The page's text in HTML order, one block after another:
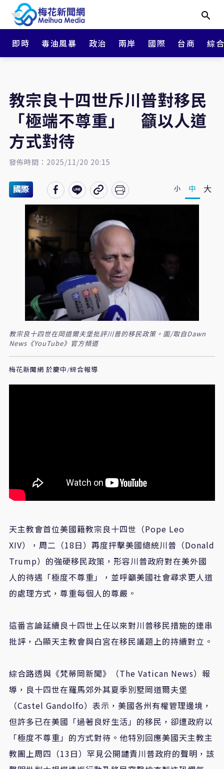
即時 毒油風暴 政治 兩岸 國際 台商 綜
教宗良十四世斥川普對移民
「極端不尊重」 籲以人道
方式對待
發佈時間：2025/11/20 20:15
國際 小 中 大
教宗良十四世在岡道爾夫堡批評川普的移民政策。圖/取自Dawn
News《YouTube》官方頻道
梅花新聞網 於慶中/綜合報導
天主教會首位美國籍教宗良十四世（Pope Leo
XIV），周二（18日）再度抨擊美國總統川普（Donald
Trump）的強硬移民政策，形容川普政府對在美外國
人的待遇「極度不尊重」，並呼籲美國社會尋求更人道
的處理方式，尊重每個人的尊嚴。
這番言論延續良十四世上任以來對川普移民措施的連串
批評，凸顯天主教會與白宮在移民議題上的持續對立。
綜合路透與《梵蒂岡新聞》（The Vatican News）報
導，良十四世在羅馬郊外其夏季別墅岡道爾夫堡
（Castel Gandolfo）表示，美國各州有權管理邊境，
但許多已在美國「過著良好生活」的移民，卻遭政府以
「極度不尊重」的方式對待。他特別回應美國天主教主
教團上周四（13日）罕見公開譴責川普政府的聲明，該